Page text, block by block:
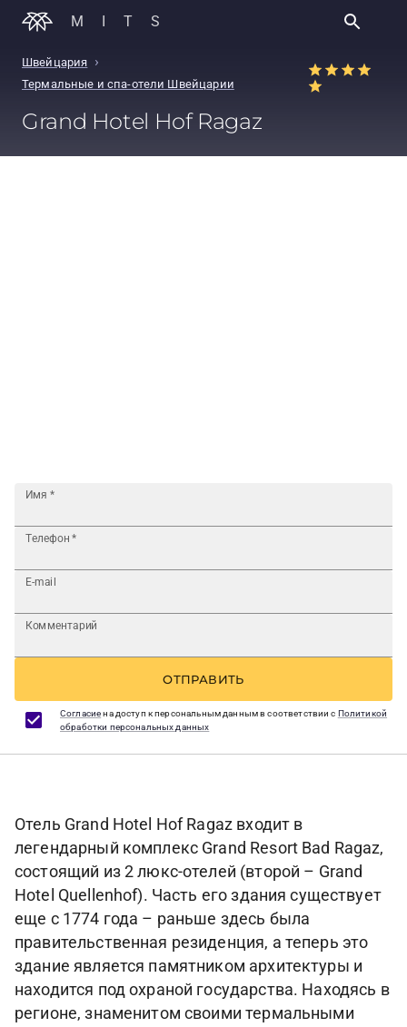
MITS
Швейцария ›
Термальные и спа-отели Швейцарии
Grand Hotel Hof Ragaz
Имя *
Телефон *
E-mail
Комментарий
ОТПРАВИТЬ
Согласиена доступ к персональным данным в соответствии с Политикой
обработки персональных данных
Отель Grand Hotel Hof Ragaz входит в
легендарный комплекс Grand Resort Bad Ragaz,
состоящий из 2 люкс-отелей (второй – Grand
Hotel Quellenhof). Часть его здания существует
еще с 1774 года – раньше здесь была
правительственная резиденция, а теперь это
здание является памятником архитектуры и
находится под охраной государства. Находясь в
регионе, знаменитом своими термальными